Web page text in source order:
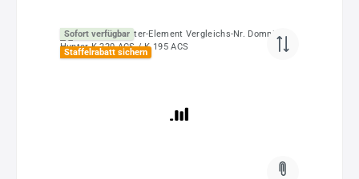
Sofort verfügbar
Staffelrabatt sichern